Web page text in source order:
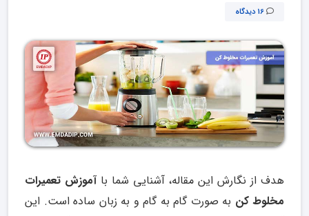
16 دیدگاه
هدف از نگارش این مقاله، آشنایی شما باآموزش تعمیرات
مخلوط کن به صورت گام به گام و به زبان ساده است. این